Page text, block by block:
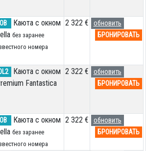
OB
Каюта с окном
без заранее
номера
2 322 €
обновить
БРОНИРОВАТЬ
Каюта с окном
Fantastica
2 322 €
обновить
БРОНИРОВАТЬ
OB
Каюта с окном
без заранее
номера
2 322 €
обновить
БРОНИРОВАТЬ